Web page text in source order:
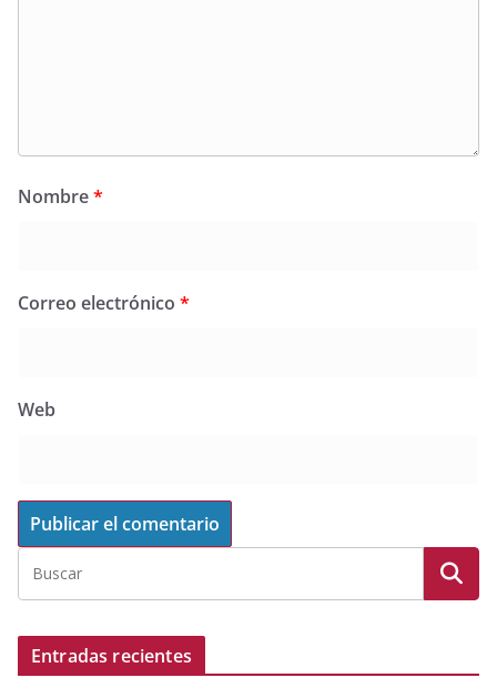
Nombre*
Correo electrónico *
Web
Entradas recientes